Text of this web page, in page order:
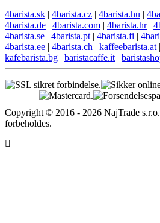
4barista.sk | 4barista.cz | 4barista.hu |
4barista.de | 4barista.com | 4barista.hr|
4barista.se | 4barista.pt | 4barista.fi |
4barista.ee | 4barista.ch | kaffeebarista.at |
kafebarista.bg | baristacaffe.it |
Copyright © 2016 - 2026 NajTrade
forbeholdes.